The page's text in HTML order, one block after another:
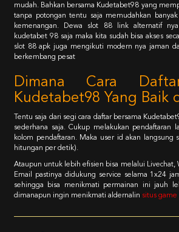
mudah. Bahkan bersama Kudetabet98 yang
tanpa potongan tentu saja memudahkan
kemenangan. Dewa slot 88 link alternatif
kudetabet 98 saja maka kita sudah bisa akses
slot 88 apk juga mengikuti modern nya jaman
berkembang pesat
Dimana Cara
Kudetabet98 Yang Baik
Tentu saja dari segi cara daftar bersama
sederhana saja. Cukup melakukan pendaftaran
kolom pendaftaran. Maka user id akan langsung
hitungan per detik).
Ataupun untuk lebih efisien bisa melalui Livechat,
Email pastinya didukung service selama 1x24
sehingga bisa menikmati permainan ini jauh
dimanapun ingin menikmati aldernalin situs game